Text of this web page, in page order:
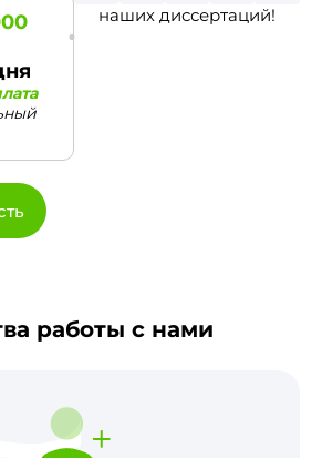
наших диссертаций!
работы с нами